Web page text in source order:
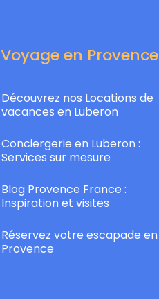
Voyage en Provence
Découvrez nos Locations de
vacances en Luberon
Conciergerie en Luberon :
Services sur mesure
Blog Provence France :
Inspiration et visites
Réservez votre escapade en
Provence